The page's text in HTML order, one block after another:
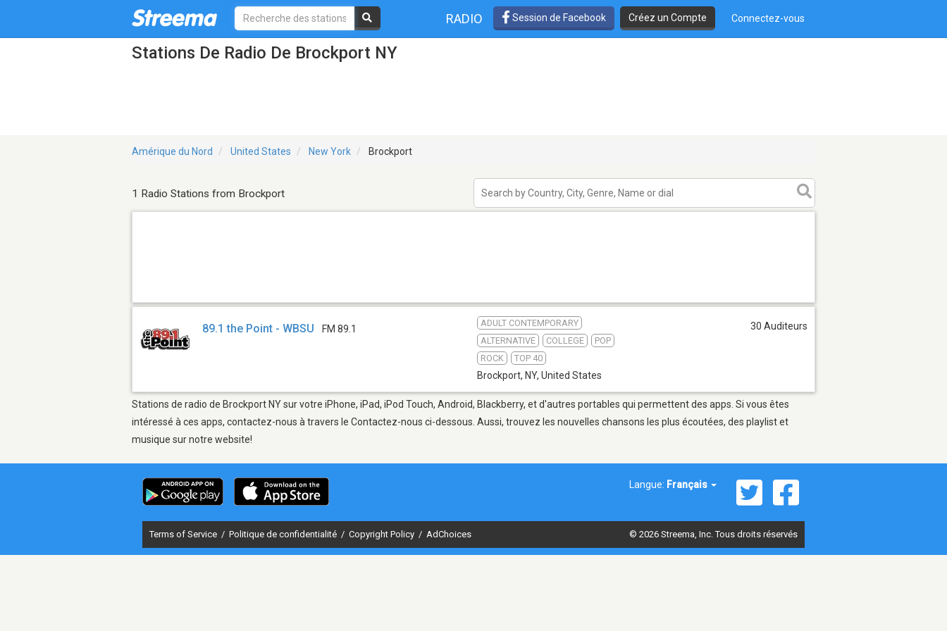
RADIO Session de Facebook Créez un Compte Connectez-vous
Stations De Radio De Brockport NY
Amérique du Nord United States New York Brockport
1 Radio Stations from Brockport
89.1 the Point - WBSU FM 89.1
ADULT CONTEMPORARY
ALTERNATIVE
COLLEGE
POP
ROCK
TOP 40
Brockport, NY, United States
30 Auditeurs
Stations de radio de Brockport NY sur votre iPhone, iPad, iPod Touch, Android, Blackberry, et d'autres portables qui permettent des apps. Si vous êtes
intéressé à ces apps, contactez-nous à travers le Contactez-nous ci-dessous. Aussi, trouvez les nouvelles chansons les plus écoutées, des playlist et
musique sur notre website!
Langue: Français
Terms of Service / Politique de confidentialité / Copyright Policy / AdChoices © 2026 Streema, Inc. Tous droits réservés